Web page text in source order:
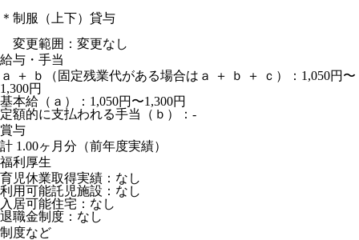
＊制服（上下）貸与
変更範囲：変更なし
給与・手当
ａ ＋ ｂ（固定残業代がある場合はａ ＋ ｂ ＋ ｃ）：1,050円〜
1,300円
基本給（ａ）：1,050円〜1,300円
定額的に支払われる手当（ｂ）：-
賞与
計 1.00ヶ月分（前年度実績）
福利厚生
育児休業取得実績：なし
利用可能託児施設：なし
入居可能住宅：なし
退職金制度：なし
制度など